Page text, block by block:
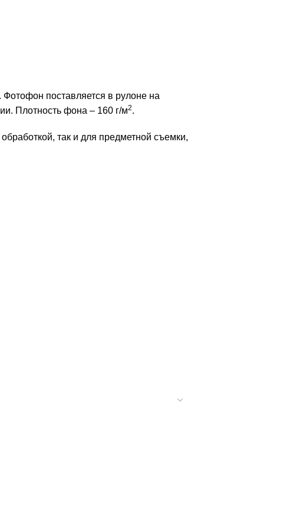
поставляется в рулоне на
Плотность фона – 160 г/м2.
так и для предметной съемки,